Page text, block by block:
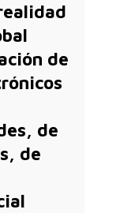
de
de
de